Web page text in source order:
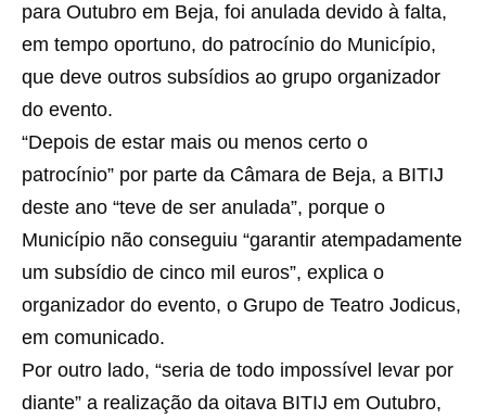
para Outubro em Beja, foi anulada devido à falta,
em tempo oportuno, do patrocínio do Município,
que deve outros subsídios ao grupo organizador
do evento.
“Depois de estar mais ou menos certo o
patrocínio” por parte da Câmara de Beja, a BITIJ
deste ano “teve de ser anulada”, porque o
Município não conseguiu “garantir atempadamente
um subsídio de cinco mil euros”, explica o
organizador do evento, o Grupo de Teatro Jodicus,
em comunicado.
Por outro lado, “seria de todo impossível levar por
diante” a realização da oitava BITIJ em Outubro,